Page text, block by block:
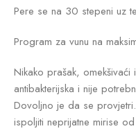
Pere se na 30 stepeni uz
Program za vunu na
Nikako prašak, omekšivaći
antibakterijska i nije
Dovoljno je da se
ispoljiti neprijatne mirise